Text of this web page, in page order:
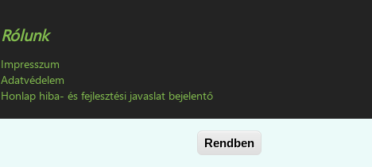
Rólunk
Impresszum
Adatvédelem
Honlap hiba- és fejlesztési javaslat bejelentő
Rendben